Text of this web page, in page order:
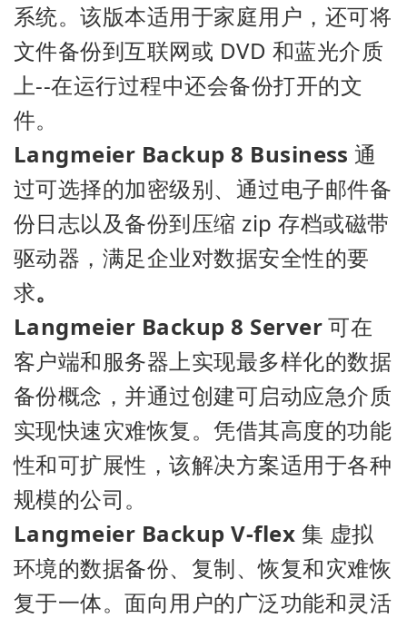
系统。该版本适用于家庭用户，还可将
文件备份到互联网或 DVD 和蓝光介质
上--在运行过程中还会备份打开的文
件。
Langmeier Backup 8 Business通
过可选择的加密级别、通过电子邮件备
份日志以及备份到压缩 zip 存档或磁带
驱动器，满足企业对数据安全性的要
求。
Langmeier Backup 8 Server可在
客户端和服务器上实现最多样化的数据
备份概念，并通过创建可启动应急介质
实现快速灾难恢复。凭借其高度的功能
性和可扩展性，该解决方案适用于各种
规模的公司。
Langmeier Backup V-flex 集 虚拟
环境的数据备份、复制、恢复和灾难恢
复于一体。面向用户的广泛功能和灵活